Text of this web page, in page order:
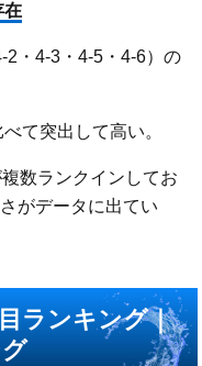
在
2・4-3・4-5・4-6）の
て突出して高い。
数ランクインしてお
がデータに出てい
ランキング｜